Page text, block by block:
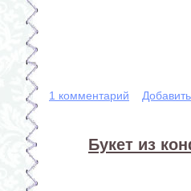
1 комментарий
Букет из